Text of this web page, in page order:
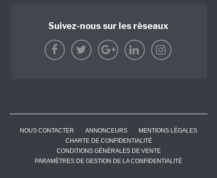
Suivez-nous sur les réseaux
NOUS CONTACTER ANNONCEURS
MENTIONS LÉGALES
CHARTE DE CONFIDENTIALITÉ
CONDITIONS GÉNÉRALES DE VENTE
PARAMÈTRES DE GESTION DE LA CONFIDENTIALITÉ